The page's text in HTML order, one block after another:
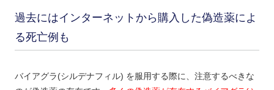
過去にはインターネットから購入した偽造薬によ
る死亡例も
バイアグラ(シルデナフィル) を服用する際に、注意するべきな